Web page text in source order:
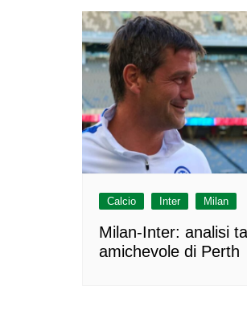
Calcio Inter Milan
Milan-Inter: analisi
amichevole di Perth